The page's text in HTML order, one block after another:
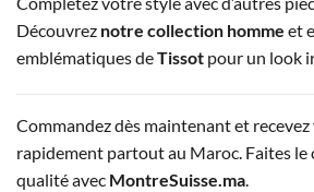
Découvrez notre collection homme et
emblématiques deTissot pour un look
Commandez dès maintenant et
rapidement partout au Maroc. Faites le
qualité avec MontreSuisse.ma.